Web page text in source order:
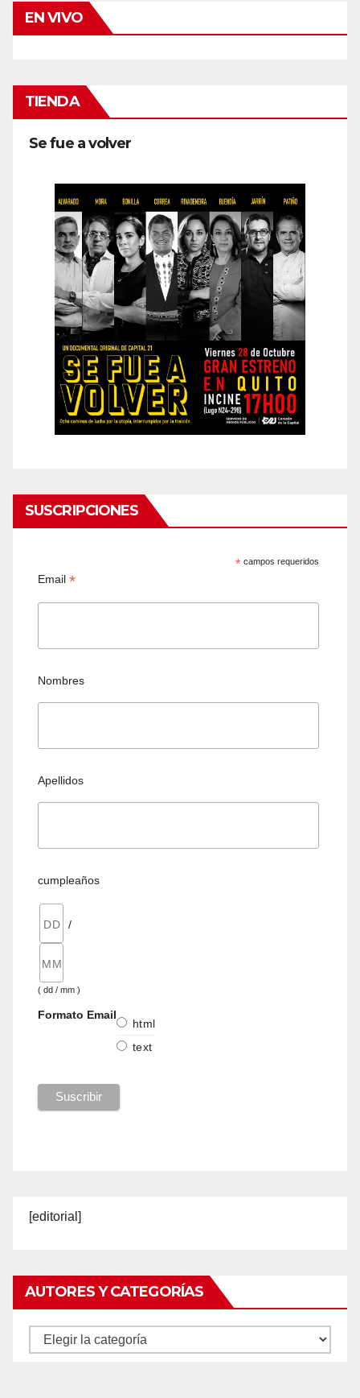
EN VIVO
TIENDA
Se fue a volver
SUSCRIPCIONES
* campos requeridos
Email*
Nombres
Apellidos
cumpleaños
/
( dd / mm )
Formato Email
html
text
[editorial]
AUTORES Y CATEGORÍAS
Autores